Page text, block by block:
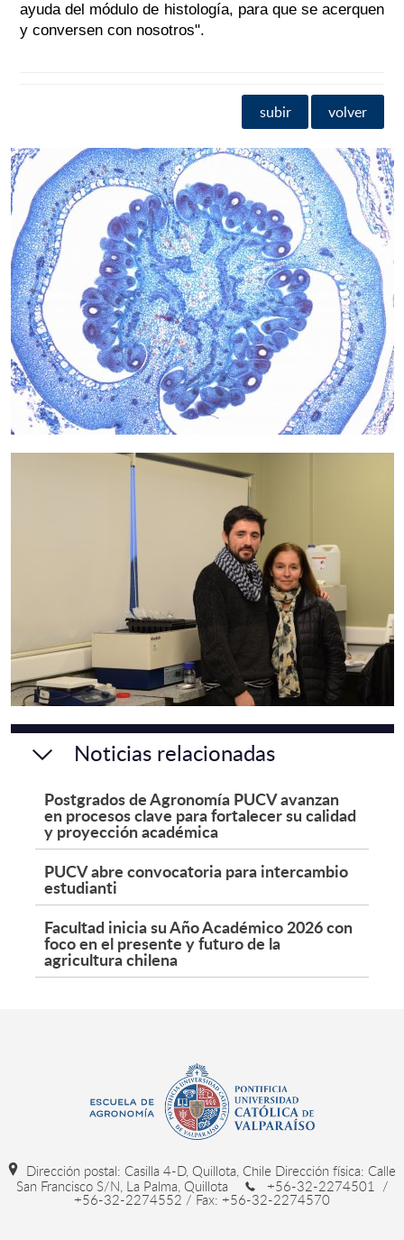
ayuda del módulo de histología, para que se acerquen
y conversen con nosotros".
subir volver
Noticias relacionadas
Postgrados de Agronomía PUCV avanzan
en procesos clave para fortalecer su calidad
y proyección académica
PUCV abre convocatoria para intercambio
estudianti
Facultad inicia su Año Académico 2026 con
foco en el presente y futuro de la
agricultura chilena
Dirección postal: Casilla 4-D, Quillota, Chile Dirección física: Calle
San Francisco S/N, La Palma, Quillota
+56-32-2274501 /
+56-32-2274552 / Fax: +56-32-2274570